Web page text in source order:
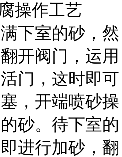
操作工艺
下室的砂，然
开阀门，运用
门，这时即可
，开端喷砂操
砂。待下室的
进行加砂，翻